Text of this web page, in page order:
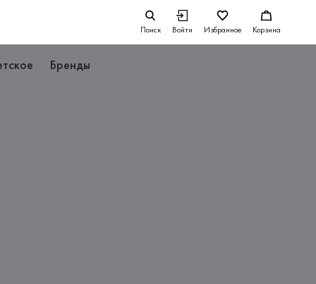
Поиск Войти Избранное Корзина
Бренды